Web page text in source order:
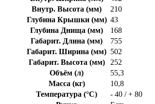
Внутр. Высота (мм)
210
Глубина Крышки (мм) 43
Глубина Днища (мм)
168
Габарит. Длина (мм)
755
Габарит. Ширина (мм) 502
Габарит. Высота (мм)
252
Объём (л)
55,3
Масса (кг)
10,8
Температура (°C)
- 40 / + 80